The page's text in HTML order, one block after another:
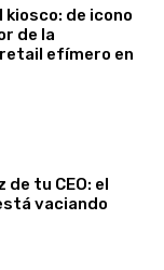
de icono
de la
efímero en
de tu CEO: el
vaciando